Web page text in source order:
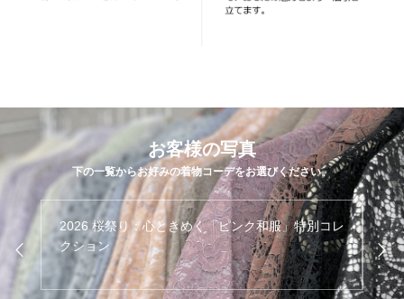
お客様の写真
下の一覧からお好みの着物コーデをお選びください。
浅草の街に咲く、小さな和服の天使たち 冬